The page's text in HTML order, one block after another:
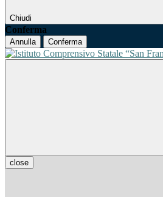
Chiudi
Conferma
Annulla Conferma
close